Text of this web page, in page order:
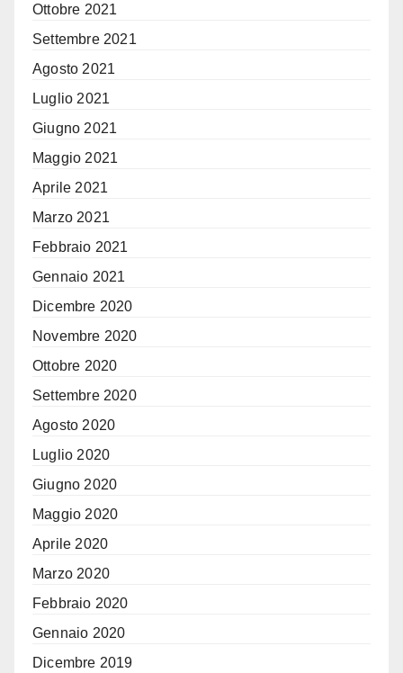
Ottobre 2021
Settembre 2021
Agosto 2021
Luglio 2021
Giugno 2021
Maggio 2021
Aprile 2021
Marzo 2021
Febbraio 2021
Gennaio 2021
Dicembre 2020
Novembre 2020
Ottobre 2020
Settembre 2020
Agosto 2020
Luglio 2020
Giugno 2020
Maggio 2020
Aprile 2020
Marzo 2020
Febbraio 2020
Gennaio 2020
Dicembre 2019